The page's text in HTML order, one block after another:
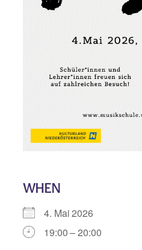
WHEN
4. Mai 2026
19:00 – 20:00